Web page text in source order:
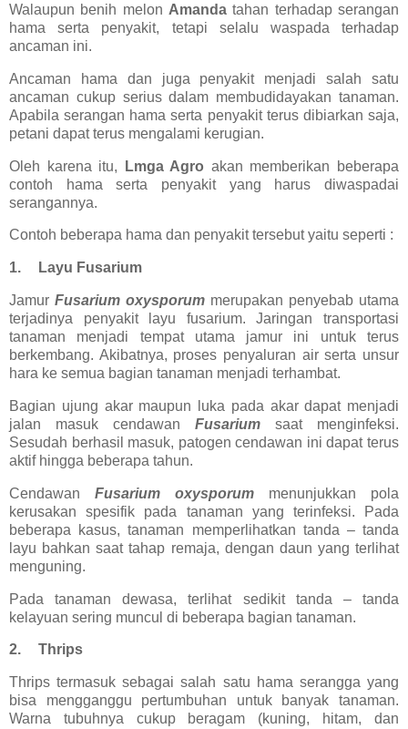
Walaupun benih melon Amanda tahan terhadap serangan
hama serta penyakit, tetapi selalu waspada terhadap
ancaman ini.
Ancaman hama dan juga penyakit menjadi salah satu
ancaman cukup serius dalam membudidayakan tanaman.
Apabila serangan hama serta penyakit terus dibiarkan saja,
petani dapat terus mengalami kerugian.
Oleh karena itu, Lmga Agro akan memberikan beberapa
contoh hama serta penyakit yang harus diwaspadai
serangannya.
Contoh beberapa hama dan penyakit tersebut yaitu seperti :
1. Layu Fusarium
Jamur Fusarium oxysporum merupakan penyebab utama
terjadinya penyakit layu fusarium. Jaringan transportasi
tanaman menjadi tempat utama jamur ini untuk terus
berkembang. Akibatnya, proses penyaluran air serta unsur
hara ke semua bagian tanaman menjadi terhambat.
Bagian ujung akar maupun luka pada akar dapat menjadi
jalan masuk cendawan Fusarium saat menginfeksi.
Sesudah berhasil masuk, patogen cendawan ini dapat terus
aktif hingga beberapa tahun.
Cendawan Fusarium oxysporum menunjukkan pola
kerusakan spesifik pada tanaman yang terinfeksi. Pada
beberapa kasus, tanaman memperlihatkan tanda – tanda
layu bahkan saat tahap remaja, dengan daun yang terlihat
menguning.
Pada tanaman dewasa, terlihat sedikit tanda – tanda
kelayuan sering muncul di beberapa bagian tanaman.
2. Thrips
Thrips termasuk sebagai salah satu hama serangga yang
bisa mengganggu pertumbuhan untuk banyak tanaman.
Warna tubuhnya cukup beragam (kuning, hitam, dan